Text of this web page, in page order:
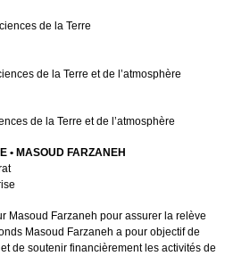
de la Terre
de la Terre et de l’atmosphère
de la Terre et de l’atmosphère
• MASOUD FARZANEH
Masoud Farzaneh pour assurer la relève
Masoud Farzaneh a pour objectif de
de soutenir financièrement les activités de